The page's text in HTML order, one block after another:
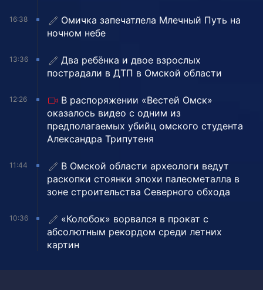
16:38
Омичка запечатлела Млечный Путь на
ночном небе
13:36
Два ребёнка и двое взрослых
пострадали в ДТП в Омской области
12:26
В распоряжении «Вестей Омск»
оказалось видео с одним из
предполагаемых убийц омского студента
Александра Трипутеня
11:44
В Омской области археологи ведут
раскопки стоянки эпохи палеометалла в
зоне строительства Северного обхода
10:36
«Колобок» ворвался в прокат с
абсолютным рекордом среди летних
картин